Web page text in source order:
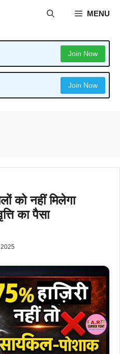
MENU
Join Now
Join Now
को नहीं मिलेगा
का पैसा